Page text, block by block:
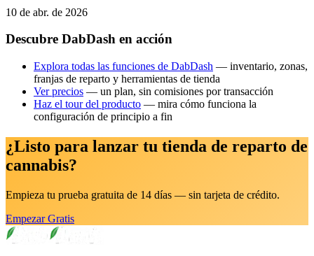
10 de abr. de 2026
Descubre DabDash en acción
Explora todas las funciones de DabDash — inventario, zonas,
franjas de reparto y herramientas de tienda
Ver precios — un plan, sin comisiones por transacción
Haz el tour del producto — mira cómo funciona la
configuración de principio a fin
¿Listo para lanzar tu tienda de reparto de
cannabis?
Empieza tu prueba gratuita de 14 días — sin tarjeta de crédito.
Empezar Gratis